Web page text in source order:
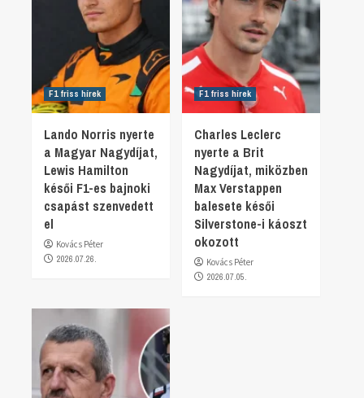
F1 friss hírek
Lando Norris nyerte
a Magyar Nagydíjat,
Lewis Hamilton
késői F1-es bajnoki
csapást szenvedett
el
Kovács Péter
2026.07.26.
F1 friss hírek
Charles Leclerc
nyerte a Brit
Nagydíjat, miközben
Max Verstappen
balesete késői
Silverstone-i káoszt
okozott
Kovács Péter
2026.07.05.